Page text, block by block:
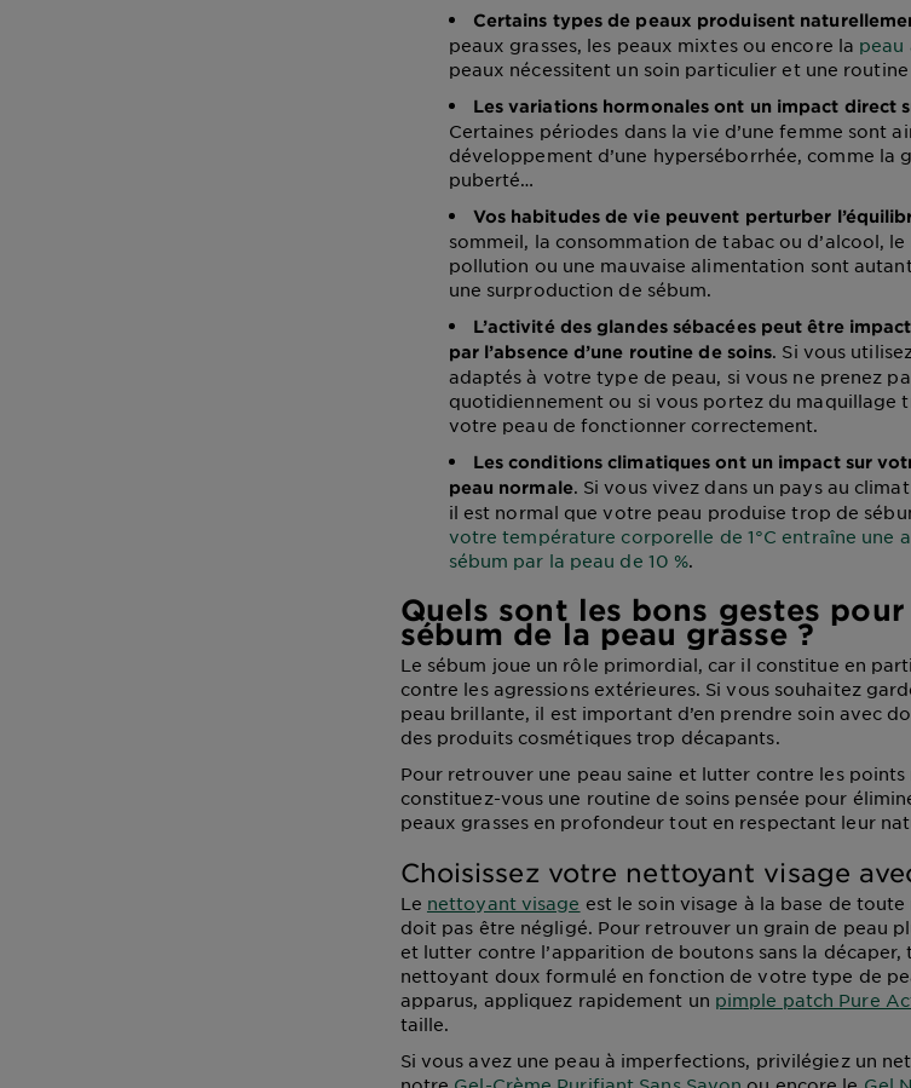
Certains types de peaux produisent
peaux grasses, les peaux mixtes ou encore la peau
peaux nécessitent un soin particulier et une
Les variations hormonales ont un impact direct
Certaines périodes dans la vie d’une femme sont
développement d’une hyperséborrhée, comme la
puberté…
Vos habitudes de vie peuvent perturber
sommeil, la consommation de tabac ou d’alcool, le
pollution ou une mauvaise alimentation sont
une surproduction de sébum.
L’activité des glandes sébacées peut être
par l’absence d’une routine de soins. Si vous
adaptés à votre type de peau, si vous ne prenez
quotidiennement ou si vous portez du maquillage
votre peau de fonctionner correctement.
Les conditions climatiques ont un impact sur
peau normale. Si vous vivez dans un pays au
il est normal que votre peau produise trop de
votre température corporelle de 1°C entraîne une
sébum par la peau de 10 %.
Quels sont les bons gestes pour
sébum de la peau grasse ?
Le sébum joue un rôle primordial, car il constitue en
contre les agressions extérieures. Si vous souhaitez
peau brillante, il est important d’en prendre soin avec
des produits cosmétiques trop décapants.
Pour retrouver une peau saine et lutter contre les
constituez-vous une routine de soins pensée pour
peaux grasses en profondeur tout en respectant leur
Choisissez votre nettoyant visage
Le nettoyant visage est le soin visage à la base de
doit pas être négligé. Pour retrouver un grain de peau
et lutter contre l’apparition de boutons sans la
nettoyant doux formulé en fonction de votre type de
apparus, appliquez rapidement un pimple patch Pure
taille.
Si vous avez une peau à imperfections, privilégiez un